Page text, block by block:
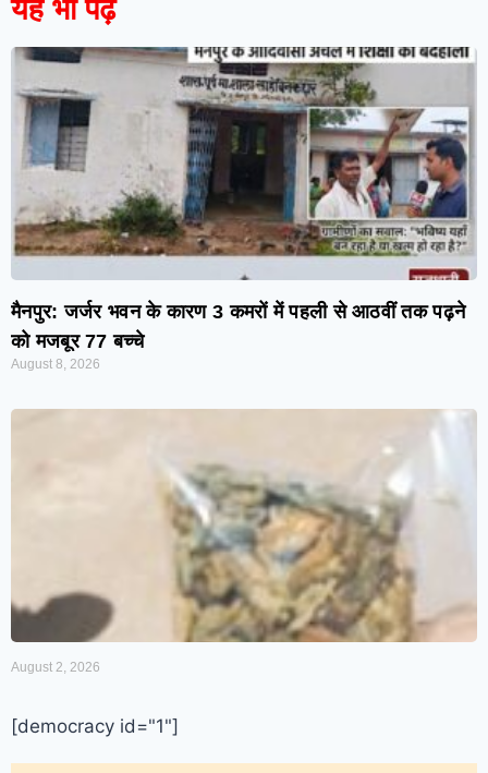
यह भी पढ़ें
मैनपुर: जर्जर भवन के कारण 3 कमरों में पहली से आठवीं तक पढ़ने
को मजबूर 77 बच्चे
August 8, 2026
August 2, 2026
[democracy id="1"]